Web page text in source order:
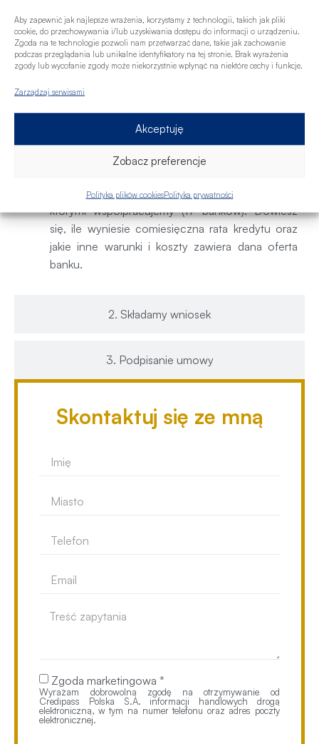
Aby zapewnić jak najlepsze wrażenia, korzystamy z technologii, takich jak pliki
cookie, do przechowywania i/lub uzyskiwania dostępu do informacji o urządzeniu.
Zgoda na te technologie pozwoli nam przetwarzać dane, takie jak zachowanie
podczas przeglądania lub unikalne identyfikatory na tej stronie. Brak wyrażenia
zgody lub wycofanie zgody może niekorzystnie wpłynąć na niektóre cechy i funkcje.
Zarządzaj serwisami
Akceptuję
Zobacz preferencje
Polityka plików cookiesPolityka prywatności
2. Składamy wniosek
3. Podpisanie umowy
czy bank zaakceptuje dany dochód i jak
potraktuje Twoje obecne zobowiązania.
Będziemy rozmawiać o Twoich oczekiwaniach
i potrzebach kredytowych. Podpowiem także,
jak można wpływać na zdolność kredytową i
do otrzymania kwotę kredytu i szansę na
uzyskanie finansowania.
Przygotuję najkorzystniejsze oferty dla
propozycję spośród instytucji finansowych, z
którymi współpracujemy (17 banków). Dowiesz
się, ile wyniesie comiesięczna rata kredytu oraz
jakie inne warunki i koszty zawiera dana oferta
banku.
Skontaktuj się ze mną
Zgoda marketingowa *
Wyrażam dobrowolną zgodę na otrzymywanie od
Credipass Polska S.A. informacji handlowych drogą
elektroniczną, w tym na numer telefonu oraz adres poczty
elektronicznej.